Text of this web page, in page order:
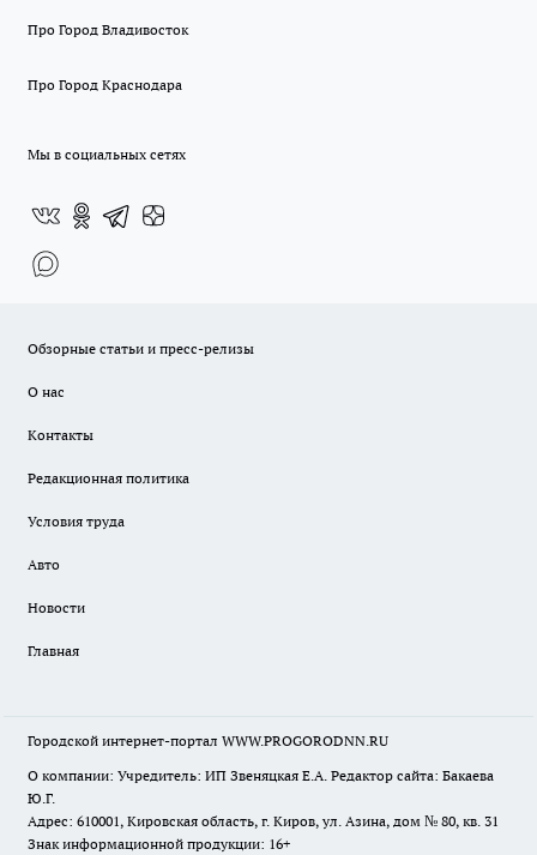
Про Город Владивосток
Про Город Краснодара
Мы в социальных сетях
Обзорные статьи и пресс-релизы
О нас
Контакты
Редакционная политика
Условия труда
Авто
Новости
Главная
Городской интернет-портал WWW.PROGORODNN.RU
О компании: Учредитель: ИП Звеняцкая Е.А. Редактор сайта: Бакаева
Ю.Г.
Адрес: 610001, Кировская область, г. Киров, ул. Азина, дом № 80, кв. 31
Знак информационной продукции: 16+